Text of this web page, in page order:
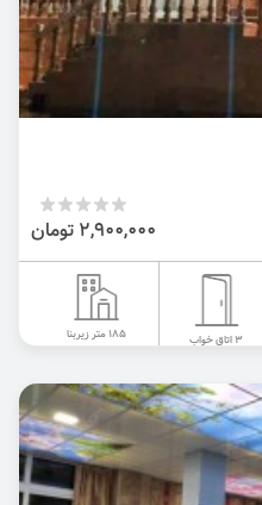
2,900,000 تومان
3 اتاق خواب 185 متر زیربنا